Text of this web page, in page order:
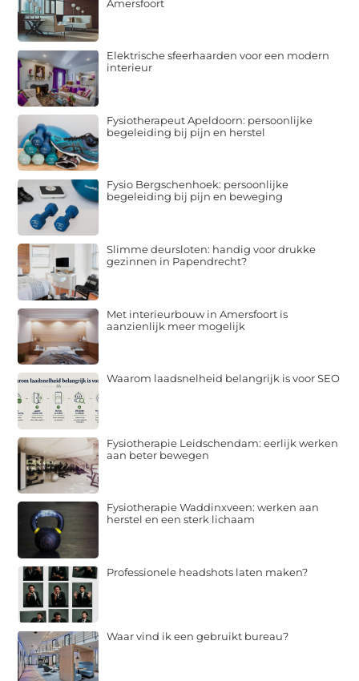
Amersfoort
Elektrische sfeerhaarden voor een modern
interieur
Fysiotherapeut Apeldoorn: persoonlijke
begeleiding bij pijn en herstel
Fysio Bergschenhoek: persoonlijke
begeleiding bij pijn en beweging
Slimme deursloten: handig voor drukke
gezinnen in Papendrecht?
Met interieurbouw in Amersfoort is
aanzienlijk meer mogelijk
Waarom laadsnelheid belangrijk is voor SEO
Fysiotherapie Leidschendam: eerlijk werken
aan beter bewegen
Fysiotherapie Waddinxveen: werken aan
herstel en een sterk lichaam
Professionele headshots laten maken?
Waar vind ik een gebruikt bureau?